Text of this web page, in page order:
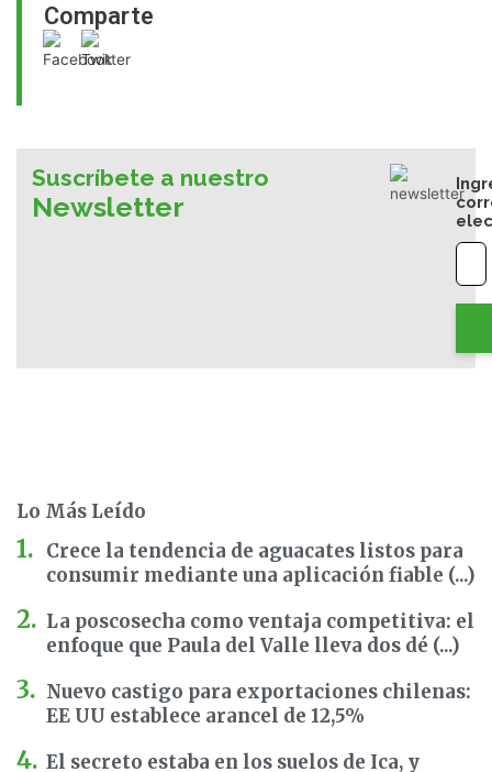
Comparte
Suscríbete a nuestro
Newsletter
Lo Más Leído
Crece la tendencia de aguacates listos para
consumir mediante una aplicación fiable (...)
La poscosecha como ventaja competitiva: el
enfoque que Paula del Valle lleva dos dé (...)
Nuevo castigo para exportaciones chilenas:
EE UU establece arancel de 12,5%
El secreto estaba en los suelos de Ica, y